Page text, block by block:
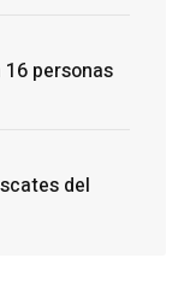
personas
del